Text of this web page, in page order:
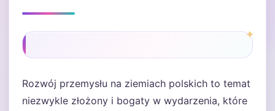
Rozwój przemysłu na ziemiach polskich to temat
niezwykle złożony i bogaty w wydarzenia, które